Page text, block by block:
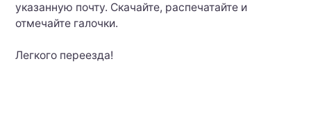
указанную почту. Скачайте, распечатайте и
отмечайте галочки.
Легкого переезда!